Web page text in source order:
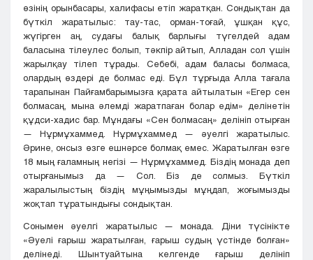
өзінің орынбасары, халифасы етіп жаратқан. Сондықтан да
бүткіл жаратылыс: тау-тас, орман-тоғай, ұшқан құс,
жүгірген аң, судағы балық барлығы түгелдей адам
баласына тілеулес болып, тәкпір айтып, Алладан сол үшін
жарылқау тілеп тұрады. Себебі, адам баласы болмаса,
олардың өздері де болмас еді. Бұл тұрғыда Алла тағала
тарапынан Пайғамбарымызға қарата айтылатын «Егер сен
болмасаң, мына әлемді жаратпаған болар едім» делінетін
құдси-хадис бар. Мұндағы «Сен болмасаң» делініп отырған
— Нұрмұхаммед. Нұрмұхаммед — әуелгі жаратылыс.
Әрине, онсыз өзге ешнәрсе болмақ емес. Жаратылған өзге
18 мың ғаламның негізі — Нұрмұхаммед. Біздің монада деп
отырғанымыз да — Сол. Біз де солмыз. Бүткіл
жаралылыстың біздің мұңымызды мұңдап, жоғымызды
жоқтап тұратындығы сондықтан.
Сонымен әуелгі жаратылыс — монада. Діни түсінікте
«Әуелі ғарыш жаратылған, ғарыш судың үстінде болған»
делінеді. Шынтуайтына келгенде ғарыш делініп